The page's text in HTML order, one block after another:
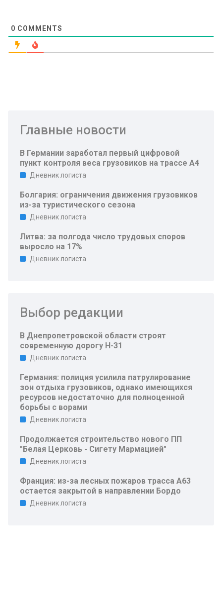
0 COMMENTS
Главные новости
В Германии заработал первый цифровой
пункт контроля веса грузовиков на трассе A4
Дневник логиста
Болгария: ограничения движения грузовиков
из-за туристического сезона
Дневник логиста
Литва: за полгода число трудовых споров
выросло на 17%
Дневник логиста
Выбор редакции
В Днепропетровской области строят
современную дорогу Н-31
Дневник логиста
Германия: полиция усилила патрулирование
зон отдыха грузовиков, однако имеющихся
ресурсов недостаточно для полноценной
борьбы с ворами
Дневник логиста
Продолжается строительство нового ПП
"Белая Церковь - Сигету Мармацией"
Дневник логиста
Франция: из-за лесных пожаров трасса A63
остается закрытой в направлении Бордо
Дневник логиста